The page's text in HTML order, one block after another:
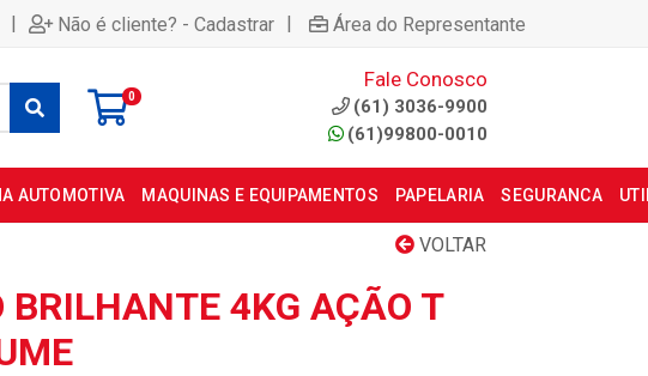
| Não é cliente? - Cadastrar | Área do Representante
0
Fale Conosco
(61) 3036-9900
(61)99800-0010
AUTOMOTIVA MAQUINAS E EQUIPAMENTOS PAPELARIA SEGURANCA
VOLTAR
BRILHANTE 4KG AÇÃO T